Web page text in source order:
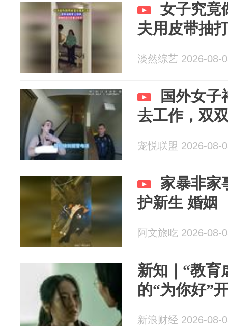
女子究竟
夫用皮带抽
淡然综艺 2026-08-
国外女子
去工作，双
宠悦联盟 2026-08-
家暴非家
护新生 婚姻
阿文旅吃 2026-08-
新知｜“教育
的“为你好”
新浪财经 2026-08-